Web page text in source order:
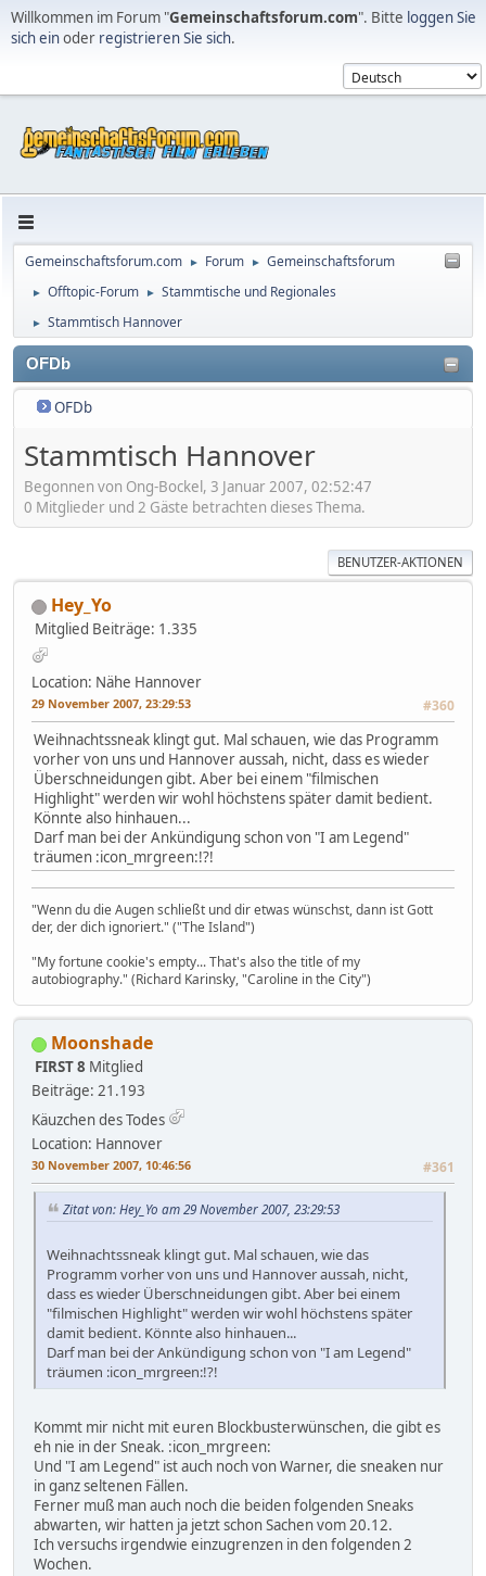
Willkommen im Forum "Gemeinschaftsforum.com". Bitte loggen Sie
sich einoder registrieren Sie sich.
Gemeinschaftsforum.com ► Forum ► Gemeinschaftsforum
► Offtopic-Forum ► Stammtische und Regionales
► Stammtisch Hannover
OFDb
OFDb
Stammtisch Hannover
Begonnen von Ong-Bockel, 3 Januar 2007, 02:52:47
0 Mitglieder und 2 Gäste betrachten dieses Thema.
BENUTZER-AKTIONEN
Hey_Yo
Mitglied Beiträge: 1.335
Location: Nähe Hannover
29 November 2007, 23:29:53 #360
Weihnachtssneak klingt gut. Mal schauen, wie das Programm
vorher von uns und Hannover aussah, nicht, dass es wieder
Überschneidungen gibt. Aber bei einem "filmischen
Highlight" werden wir wohl höchstens später damit bedient.
Könnte also hinhauen...
Darf man bei der Ankündigung schon von "I am Legend"
träumen :icon_mrgreen:!?!
"Wenn du die Augen schließt und dir etwas wünschst, dann ist Gott
der, der dich ignoriert." ("The Island")
"My fortune cookie's empty... That's also the title of my
autobiography." (Richard Karinsky, "Caroline in the City")
Moonshade
FIRST 8 Mitglied
Beiträge: 21.193
Käuzchen des Todes
Location: Hannover
30 November 2007, 10:46:56 #361
Zitat von: Hey_Yo am 29 November 2007, 23:29:53
Weihnachtssneak klingt gut. Mal schauen, wie das
Programm vorher von uns und Hannover aussah, nicht,
dass es wieder Überschneidungen gibt. Aber bei einem
"filmischen Highlight" werden wir wohl höchstens später
damit bedient. Könnte also hinhauen...
Darf man bei der Ankündigung schon von "I am Legend"
träumen :icon_mrgreen:!?!
Kommt mir nicht mit euren Blockbusterwünschen, die gibt es
eh nie in der Sneak. :icon_mrgreen:
Und "I am Legend" ist auch noch von Warner, die sneaken nur
in ganz seltenen Fällen.
Ferner muß man auch noch die beiden folgenden Sneaks
abwarten, wir hatten ja jetzt schon Sachen vom 20.12.
Ich versuchs irgendwie einzugrenzen in den folgenden 2
Wochen.